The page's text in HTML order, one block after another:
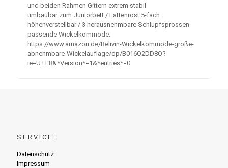
und beiden Rahmen Gittern extrem stabil
umbaubar zum Juniorbett / Lattenrost 5-fach
höhenverstellbar / 3 herausnehmbare Schlupfsprossen
passende Wickelkommode:
https://www.amazon.de/Belivin-Wickelkommode-große-
abnehmbare-Wickelauflage/dp/B016Q2DD8Q?
ie=UTF8&*Version*=1&*entries*=0
SERVICE:
Datenschutz
Impressum